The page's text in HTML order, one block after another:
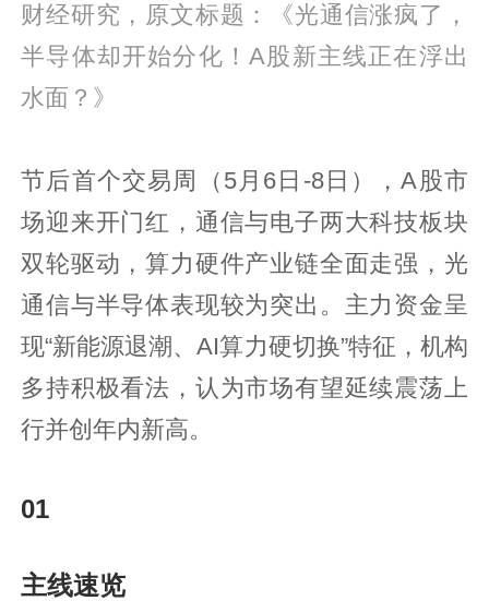
财经研究，原文标题：《光通信涨疯了，
半导体却开始分化！A股新主线正在浮出
水面？》
节后首个交易周（5月6日-8日），A股市
场迎来开门红，通信与电子两大科技板块
双轮驱动，算力硬件产业链全面走强，光
通信与半导体表现较为突出。主力资金呈
现“新能源退潮、AI算力硬切换”特征，机构
多持积极看法，认为市场有望延续震荡上
行并创年内新高。
01
主线速览